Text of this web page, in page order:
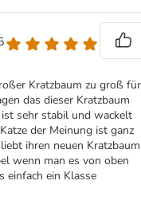
Kratzbaum zu groß für
das dieser Kratzbaum
sehr stabil und wackelt
der Meinung ist ganz
ihren neuen Kratzbaum
wenn man es von oben
einfach ein Klasse